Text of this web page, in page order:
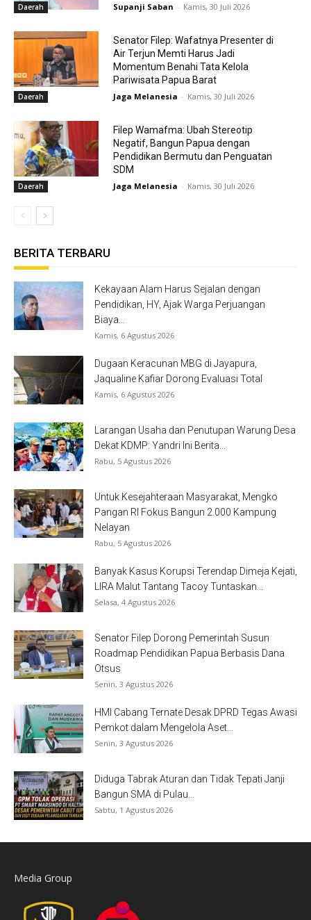
Daerah Supanji Saban - Kamis, 30 Juli 2026
Daerah
Senator Filep: Wafatnya Presenter di
Air Terjun Memti Harus Jadi
Momentum Benahi Tata Kelola
Pariwisata Papua Barat
Jaga Melanesia - Kamis, 30 Juli 2026
Daerah
Filep Wamafma: Ubah Stereotip
Negatif, Bangun Papua dengan
Pendidikan Bermutu dan Penguatan
SDM
Jaga Melanesia - Kamis, 30 Juli 2026
BERITA TERBARU
Kekayaan Alam Harus Sejalan dengan
Pendidikan, HY, Ajak Warga Perjuangan
Biaya...
Kamis, 6 Agustus 2026
Dugaan Keracunan MBG di Jayapura,
Jaqualine Kafiar Dorong Evaluasi Total
Kamis, 6 Agustus 2026
Larangan Usaha dan Penutupan Warung Desa
Dekat KDMP: Yandri Ini Berita...
Rabu, 5 Agustus 2026
Untuk Kesejahteraan Masyarakat, Mengko
Pangan RI Fokus Bangun 2.000 Kampung
Nelayan
Rabu, 5 Agustus 2026
Banyak Kasus Korupsi Terendap Dimeja Kejati,
LIRA Malut Tantang Tacoy Tuntaskan...
Selasa, 4 Agustus 2026
Senator Filep Dorong Pemerintah Susun
Roadmap Pendidikan Papua Berbasis Dana
Otsus
Senin, 3 Agustus 2026
HMI Cabang Ternate Desak DPRD Tegas Awasi
Pemkot dalam Mengelola Aset...
Senin, 3 Agustus 2026
Diduga Tabrak Aturan dan Tidak Tepati Janji
Bangun SMA di Pulau...
Sabtu, 1 Agustus 2026
Media Group